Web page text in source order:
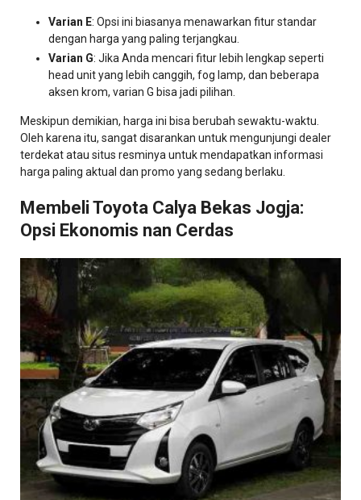
Varian E: Opsi ini biasanya menawarkan fitur standar
dengan harga yang paling terjangkau.
Varian G: Jika Anda mencari fitur lebih lengkap seperti
head unit yang lebih canggih, fog lamp, dan beberapa
aksen krom, varian G bisa jadi pilihan.
Meskipun demikian, harga ini bisa berubah sewaktu-waktu.
Oleh karena itu, sangat disarankan untuk mengunjungi dealer
terdekat atau situs resminya untuk mendapatkan informasi
harga paling aktual dan promo yang sedang berlaku.
Membeli Toyota Calya Bekas Jogja:
Opsi Ekonomis nan Cerdas